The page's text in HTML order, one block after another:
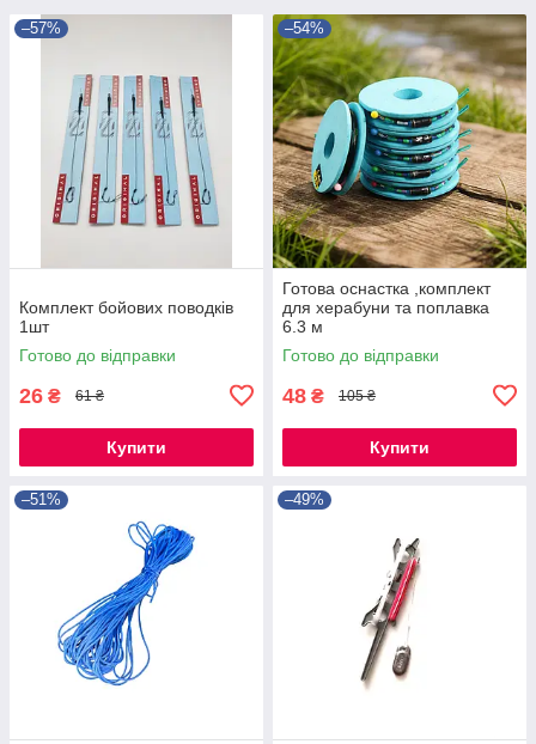
–57%
Комплект бойових поводків
1шт
Готово до відправки
26 ₴ 61 ₴
Купити
–54%
Готова оснастка ,комплект
для херабуни та поплавка
6.3 м
Готово до відправки
48 ₴ 105 ₴
Купити
–51% –49%